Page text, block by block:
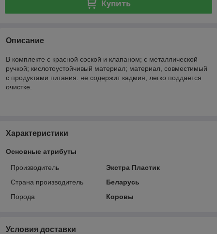
Купить
Описание
В комплекте с красной соской и клапаном; с металлической
ручкой; кислотоустойчивый материал; материал, совместимый
с продуктами питания. не содержит кадмия; легко поддается
очистке.
Характеристики
Основные атрибуты
Производитель
Экстра Пластик
Страна производитель
Беларусь
Порода
Коровы
Условия доставки